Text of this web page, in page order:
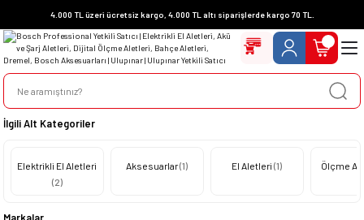
4.000 TL üzeri ücretsiz kargo, 4.000 TL altı siparişlerde kargo 70 TL.
İlgili Alt Kategoriler
Elektrikli El Aletleri
(2)
Aksesuarlar(1) El Aletleri(1) Ölçme